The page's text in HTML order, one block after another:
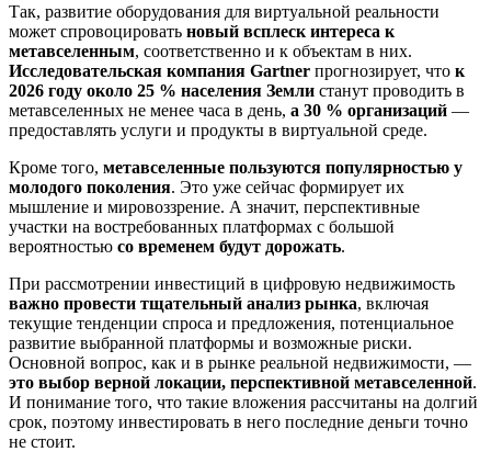
Так, развитие оборудования для виртуальной реальности
может спровоцировать новый всплеск интереса к
метавселенным, соответственно и к объектам в них.
Исследовательская компания Gartner прогнозирует, что к
2026 году около 25 % населения Земли станут проводить в
метавселенных не менее часа в день, а 30 % организаций —
предоставлять услуги и продукты в виртуальной среде.
Кроме того, метавселенные пользуются популярностью у
молодого поколения. Это уже сейчас формирует их
мышление и мировоззрение. А значит, перспективные
участки на востребованных платформах с большой
вероятностью со временем будут дорожать.
При рассмотрении инвестиций в цифровую недвижимость
важно провести тщательный анализ рынка, включая
текущие тенденции спроса и предложения, потенциальное
развитие выбранной платформы и возможные риски.
Основной вопрос, как и в рынке реальной недвижимости, —
это выбор верной локации, перспективной метавселенной.
И понимание того, что такие вложения рассчитаны на долгий
срок, поэтому инвестировать в него последние деньги точно
не стоит.